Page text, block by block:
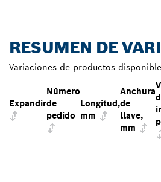
RESUMEN DE
Variaciones de productos
Expandir
Número
de
pedido
Longitud,
mm
Anchura
de
llave,
mm